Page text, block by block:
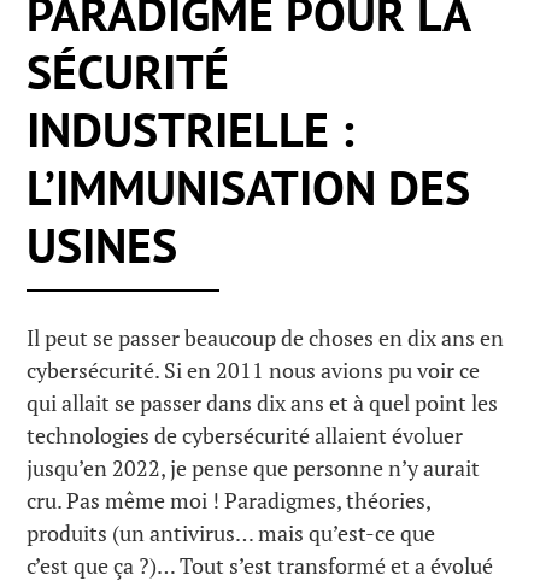
PARADIGME POUR LA
SÉCURITÉ
INDUSTRIELLE :
L’IMMUNISATION DES
USINES
Il peut se passer beaucoup de choses en dix ans en
cybersécurité. Si en 2011 nous avions pu voir ce
qui allait se passer dans dix ans et à quel point les
technologies de cybersécurité allaient évoluer
jusqu’en 2022, je pense que personne n’y aurait
cru. Pas même moi ! Paradigmes, théories,
produits (un antivirus… mais qu’est-ce que
c’est que ça ?)… Tout s’est transformé et a évolué